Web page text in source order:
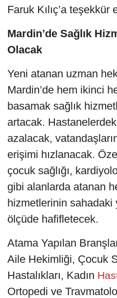
Faruk Kılıç’a teşekkür
Mardin’de Sağlık
Olacak
Yeni atanan uzman
Mardin’de hem ikinci
basamak sağlık
artacak.
azalacak,
erişimi hızlanacak.
çocuk sağlığı,
gibi alanlarda atanan
hizmetlerinin sahadaki
ölçüde hafifletecek.
Atama Yapılan
Aile Hekimliği, Çocuk
Hastalıkları, Kadın
Ortopedi ve